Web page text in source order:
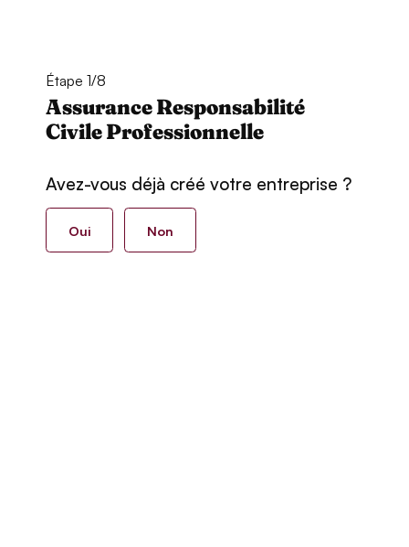
Étape 1/8
Assurance Responsabilité
Civile Professionnelle
Avez-vous déjà créé votre entreprise ?
Oui Non